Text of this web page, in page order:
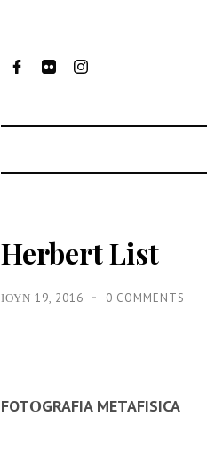
Herbert List
ΙΟΥΝ 19, 2016 0 COMMENTS
FOTΟGRAFIA METAFISICA